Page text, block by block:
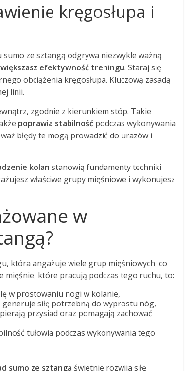
kręgosłupa i
sumo ze sztangą odgrywa niezwykle ważną
efektywność treningu. Staraj się
obciążenia kręgosłupa. Kluczową zasadą
linii.
zgodnie z kierunkiem stóp. Takie
poprawia stabilność podczas wykonywania
błędy te mogą prowadzić do urazów i
kolan stanowią fundamenty techniki
właściwe grupy mięśniowe i wykonujesz
w
która angażuje wiele grup mięśniowych, co
mięśnie, które pracują podczas tego ruchu, to:
w prostowaniu nogi w kolanie,
siłę potrzebną do wyprostu nóg,
przysiad oraz pomagają zachować
tułowia podczas wykonywania tego
sumo ze sztangą świetnie rozwija siłę